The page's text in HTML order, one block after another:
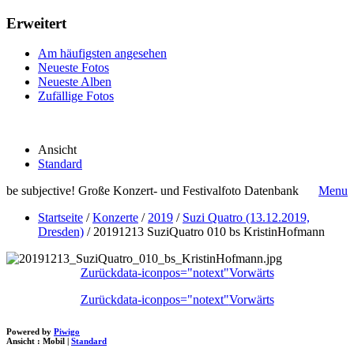
Erweitert
Am häufigsten angesehen
Neueste Fotos
Neueste Alben
Zufällige Fotos
Ansicht
Standard
be subjective! Große Konzert- und Festivalfoto Datenbank
Menu
Startseite /Konzerte / 2019 / Suzi Quatro (13.12.2019,
Dresden) / 20191213 SuziQuatro 010 bs KristinHofmann
Zurückdata-iconpos="notext"Vorwärts
Zurückdata-iconpos="notext"Vorwärts
Powered by Piwigo
Ansicht : Mobil Standard